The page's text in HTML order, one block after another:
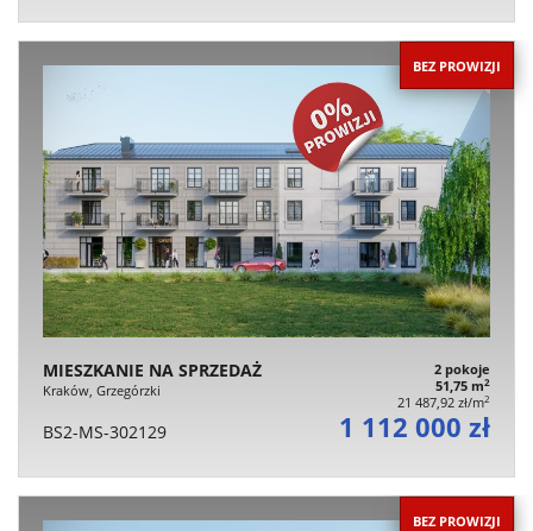
BEZ PROWIZJI
MIESZKANIE NA SPRZEDAŻ
Kraków, Grzegórzki
2 pokoje
51,75 m2
21 487,92 zł/m2
BS2-MS-302129 1 112 000 zł
BEZ PROWIZJI